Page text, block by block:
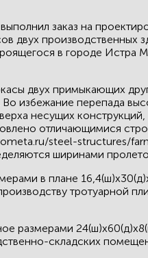
заказ на
двух производственных
в городе Истра
двух примыкающих
избежание перепада
несущих
отличающимися
steel-structures/
ширинами
в плане
тротуарной
размерами
складских